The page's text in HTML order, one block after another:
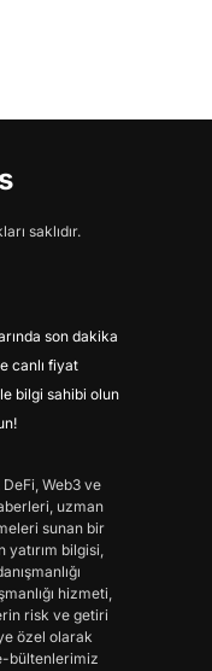
saklıdır.
son dakika
canlı fiyat
bilgi sahibi olun
Web3 ve
uzman
sunan bir
bilgisi,
hizmeti,
risk ve getiri
özel olarak
bültenlerimiz